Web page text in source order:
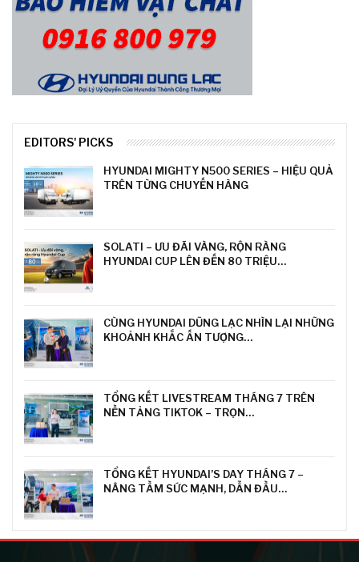
EDITORS' PICKS
HYUNDAI MIGHTY N500 SERIES – HIỆU QUẢ
TRÊN TỪNG CHUYẾN HÀNG
SOLATI – ƯU ĐÃI VÀNG, RỘN RÀNG
HYUNDAI CUP LÊN ĐẾN 80 TRIỆU…
CÙNG HYUNDAI DŨNG LẠC NHÌN LẠI NHỮNG
KHOẢNH KHẮC ẤN TƯỢNG…
TỔNG KẾT LIVESTREAM THÁNG 7 TRÊN
NỀN TẢNG TIKTOK – TRỌN…
TỔNG KẾT HYUNDAI’S DAY THÁNG 7 –
NÂNG TẦM SỨC MẠNH, DẪN ĐẦU…